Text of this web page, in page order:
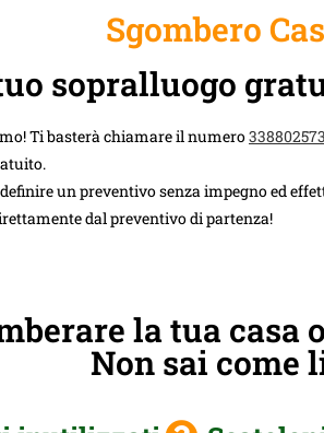
Sgombero
sopralluogo
Ti basterà chiamare il numero
un preventivo senza impegno ed
dal preventivo di partenza!
la tua casa
Non sai come